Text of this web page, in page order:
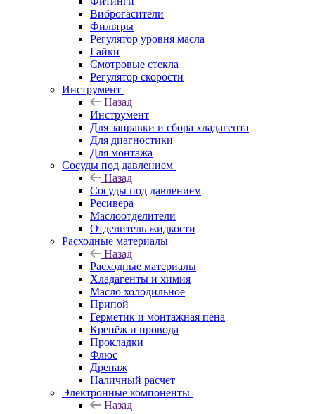
Виброгасители
Фильтры
Регулятор уровня масла
Гайки
Смотровые стекла
Регулятор скорости
Инструмент
Назад
Инструмент
Для заправки и сбора хладагента
Для диагностики
Для монтажа
Сосуды под давлением
Назад
Сосуды под давлением
Ресивера
Маслоотделители
Отделитель жидкости
Расходные материалы
Назад
Расходные материалы
Хладагенты и химия
Масло холодильное
Припой
Герметик и монтажная пена
Крепёж и провода
Прокладки
Флюс
Дренаж
Наличный расчет
Электронные компоненты
Назад